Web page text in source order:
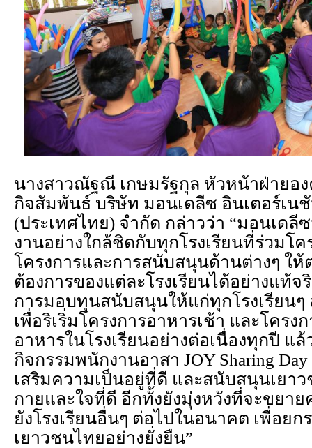
นางสาวณัฐณี เกษมรัฐกุล หัวหน้าฝ่ายอ
กิจสัมพันธ์ บริษัท มอนเดลีซ อินเตอร์เน
(ประเทศไทย) จำกัด กล่าวว่า “มอนเดลี
งานอย่างใกล้ชิดกับทุกโรงเรียนที่ร่วมโค
โครงการและการสนับสนุนด้านต่างๆ ให้
ต้องการของแต่ละโรงเรียนได้อย่างแท้จ
การมอบทุนสนับสนุนให้แก่ทุกโรงเรียน
เพื่อริเริ่มโครงการอาหารเช้า และโครง
อาหารในโรงเรียนอย่างต่อเนื่องทุกปี แล้
กิจกรรมพนักงานอาสา JOY Sharing
เสริมความเป็นอยู่ที่ดี และสนับสนุนเยา
กายและใจที่ดี อีกทั้งยังมุ่งหวังที่จะขยา
ยังโรงเรียนอื่นๆ ต่อไปในอนาคต เพื่อย
เยาวชนไทยอย่างยั่งยืน”